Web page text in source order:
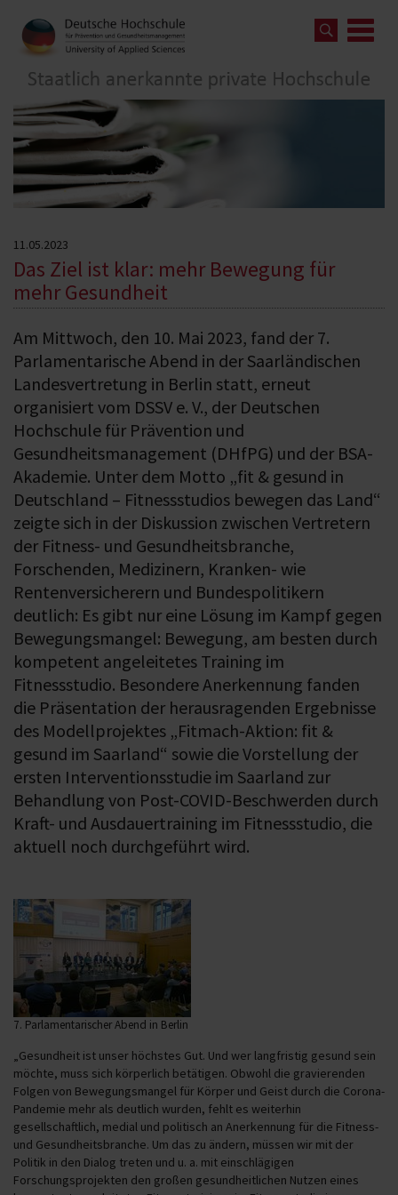
11.05.2023
Das Ziel ist klar: mehr Bewegung für
mehr Gesundheit
Am Mittwoch, den 10. Mai 2023, fand der 7.
Parlamentarische Abend in der Saarländischen
Landesvertretung in Berlin statt, erneut
organisiert vom DSSV e. V., der Deutschen
Hochschule für Prävention und
Gesundheitsmanagement (DHfPG) und der BSA-
Akademie. Unter dem Motto „fit & gesund in
Deutschland – Fitnessstudios bewegen das Land“
zeigte sich in der Diskussion zwischen Vertretern
der Fitness- und Gesundheitsbranche,
Forschenden, Medizinern, Kranken- wie
Rentenversicherern und Bundespolitikern
deutlich: Es gibt nur eine Lösung im Kampf gegen
Bewegungsmangel: Bewegung, am besten durch
kompetent angeleitetes Training im
Fitnessstudio. Besondere Anerkennung fanden
die Präsentation der herausragenden Ergebnisse
des Modellprojektes „Fitmach-Aktion: fit &
gesund im Saarland“ sowie die Vorstellung der
ersten Interventionsstudie im Saarland zur
Behandlung von Post-COVID-Beschwerden durch
Kraft- und Ausdauertraining im Fitnessstudio, die
aktuell noch durchgeführt wird.
7. Parlamentarischer Abend in Berlin
„Gesundheit ist unser höchstes Gut. Und wer langfristig gesund sein
möchte, muss sich körperlich betätigen. Obwohl die gravierenden
Folgen von Bewegungsmangel für Körper und Geist durch die Corona-
Pandemie mehr als deutlich wurden, fehlt es weiterhin
gesellschaftlich, medial und politisch an Anerkennung für die Fitness-
und Gesundheitsbranche. Um das zu ändern, müssen wir mit der
Politik in den Dialog treten und u. a. mit einschlägigen
Forschungsprojekten den großen gesundheitlichen Nutzen eines